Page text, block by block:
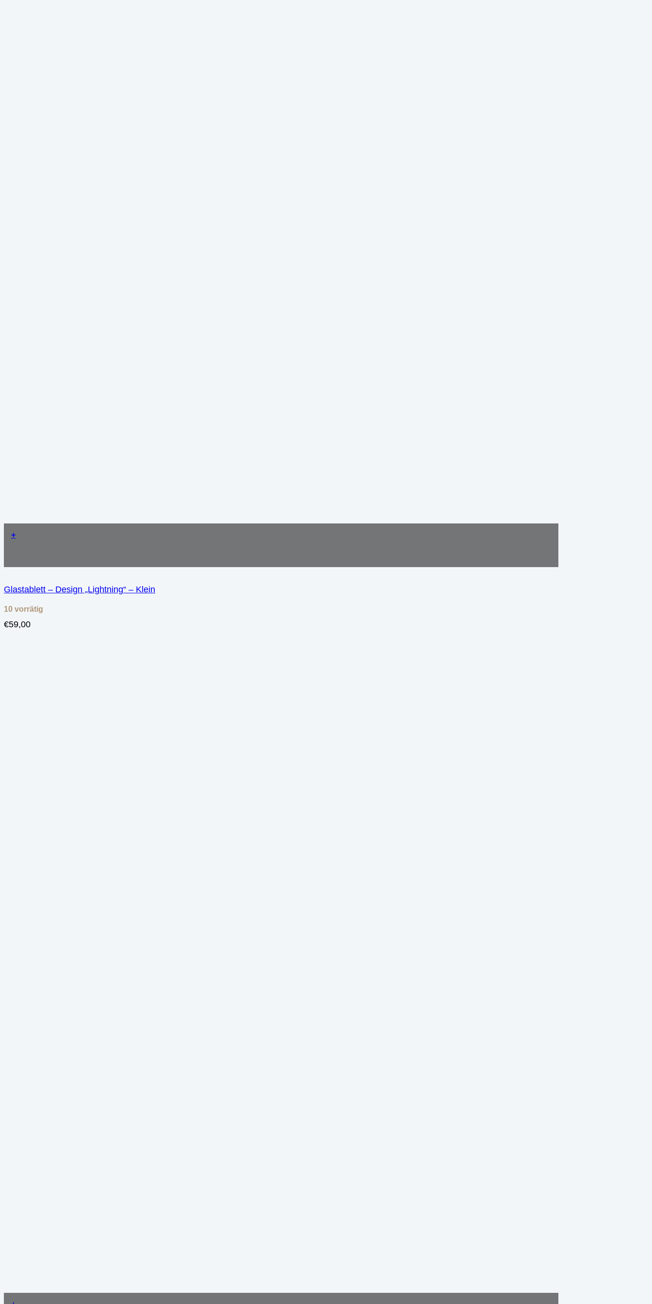
+
Glastablett – Design „Lightning“ – Klein
10 vorrätig
€59,00